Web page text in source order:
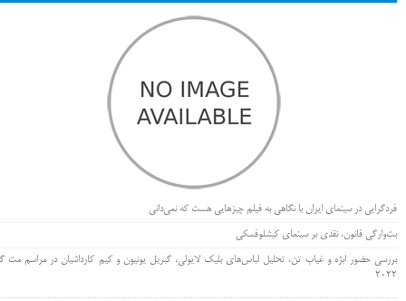
فردگرایی در سینمای ایران با نگاهی به فیلم چیزهایی هست که نمی‌دانی
بت‌وارگی قانون، نقدی بر سینمای کیشلوفسکی
بررسی حضور ابژه و غیاب تن، تحلیل لباس‌های بلیک لایولی، گبریل یونیون و کیم کارداشیان در مراسم مت
۲۰۲۲